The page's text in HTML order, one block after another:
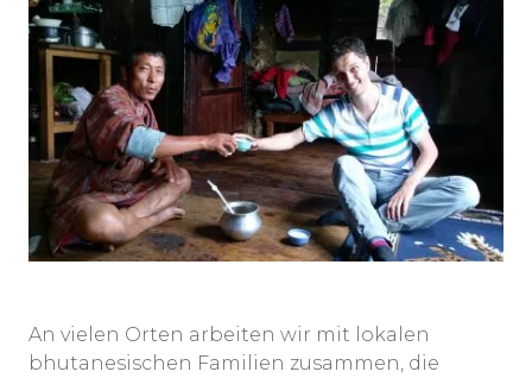
An vielen Orten arbeiten wir mit lokalen
bhutanesischen Familien zusammen, die